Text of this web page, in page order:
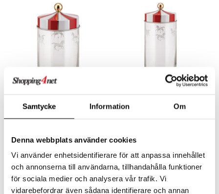
Samtycke Information Om
Denna webbplats använder cookies
Vi använder enhetsidentifierare för att anpassa innehållet
och annonserna till användarna, tillhandahålla funktioner
för sociala medier och analysera vår trafik. Vi
vidarebefordrar även sådana identifierare och annan
Saatavana useana vaihtoehtona
100 cl
ALESSI
alk.42,99 €
Saatavana useana vaihtoehtona
150 cl
alk.44,99